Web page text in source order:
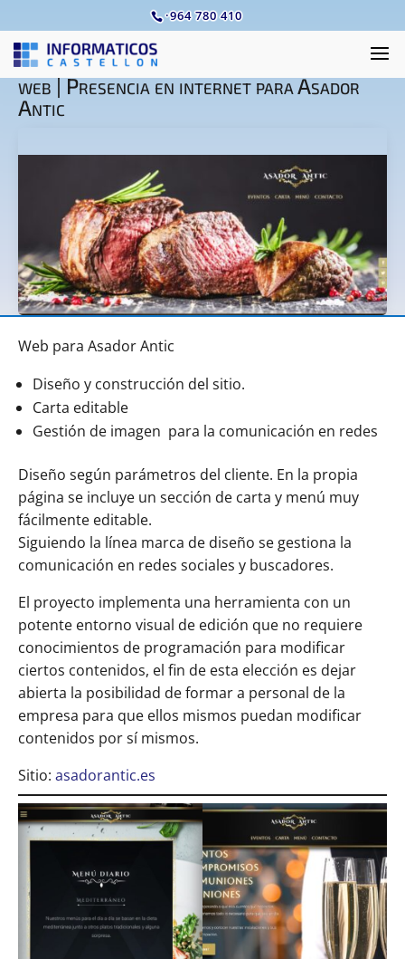
·964 780 410
web | Presencia en internet para Asador
Antic
Web para Asador Antic
Diseño y construcción del sitio.
Carta editable
Gestión de imagen para la comunicación en redes
Diseño según parámetros del cliente. En la propia
página se incluye un sección de carta y menú muy
fácilmente editable.
Siguiendo la línea marca de diseño se gestiona la
comunicación en redes sociales y buscadores.
El proyecto implementa una herramienta con un
potente entorno visual de edición que no requiere
conocimientos de programación para modificar
ciertos contenidos, el fin de esta elección es dejar
abierta la posibilidad de formar a personal de la
empresa para que ellos mismos puedan modificar
contenidos por sí mismos.
Sitio: asadorantic.es